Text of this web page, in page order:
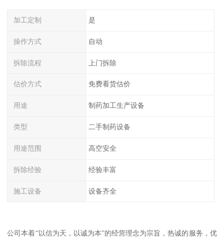
加工定制 是
操作方式 自动
拆除流程 上门拆除
估价方式 免费看货估价
用途 制药加工生产设备
类型 二手制药设备
用途范围 高空安全
拆除经验 经验丰富
施工设备 设备齐全
公司本着“以信为天，以诚为本”的经营理念为宗旨，热诚的服务，优